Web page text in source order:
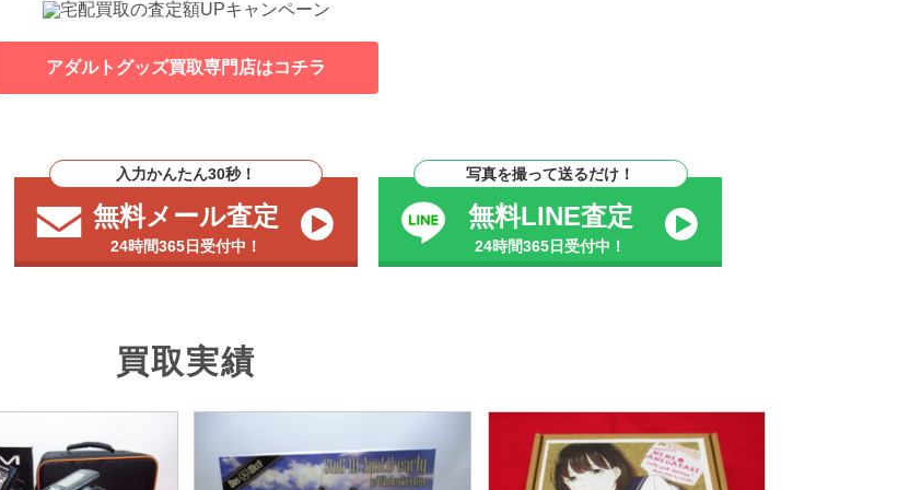
アダルトグッズ買取専門店はコチラ
入力かんたん30秒！
無料メール査定
24時間365日受付中！
写真を撮って送るだけ！
無料LINE査定
24時間365日受付中！
買取実績